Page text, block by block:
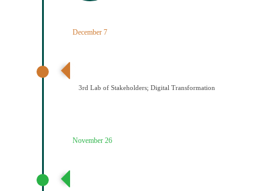
December 7
3rd Lab of Stakeholders; Digital Transformation
November 26